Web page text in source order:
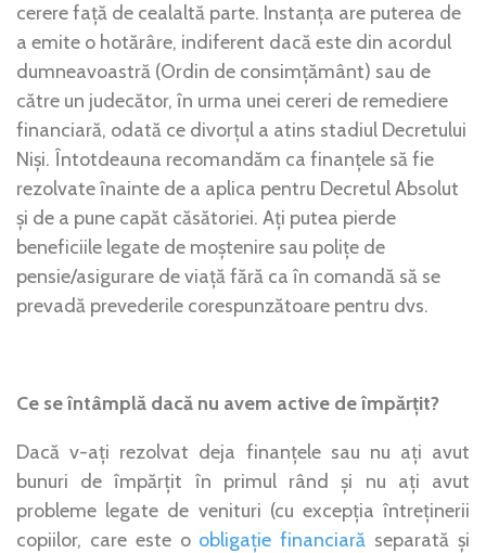
cerere față de cealaltă parte. Instanța are puterea de
a emite o hotărâre, indiferent dacă este din acordul
dumneavoastră (Ordin de consimțământ) sau de
către un judecător, în urma unei cereri de remediere
financiară, odată ce divorțul a atins stadiul Decretului
Niși. Întotdeauna recomandăm ca finanțele să fie
rezolvate înainte de a aplica pentru Decretul Absolut
și de a pune capăt căsătoriei. Ați putea pierde
beneficiile legate de moștenire sau polițe de
pensie/asigurare de viață fără ca în comandă să se
prevadă prevederile corespunzătoare pentru dvs.
Ce se întâmplă dacă nu avem active de împărțit?
Dacă v-ați rezolvat deja finanțele sau nu ați avut
bunuri de împărțit în primul rând și nu ați avut
probleme legate de venituri (cu excepția întreținerii
copiilor, care este o obligație financiară separată și